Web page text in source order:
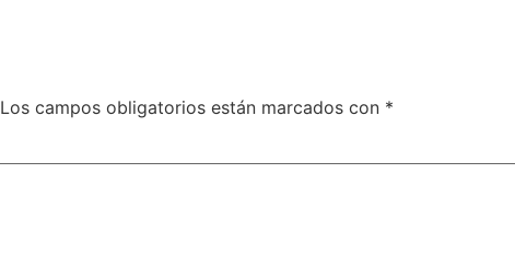
Los campos obligatorios están marcados con *